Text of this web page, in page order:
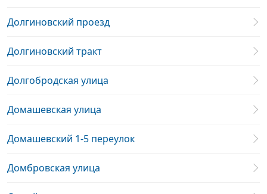
Долгиновский проезд
Долгиновский тракт
Долгобродская улица
Домашевская улица
Домашевский 1-5 переулок
Домбровская улица